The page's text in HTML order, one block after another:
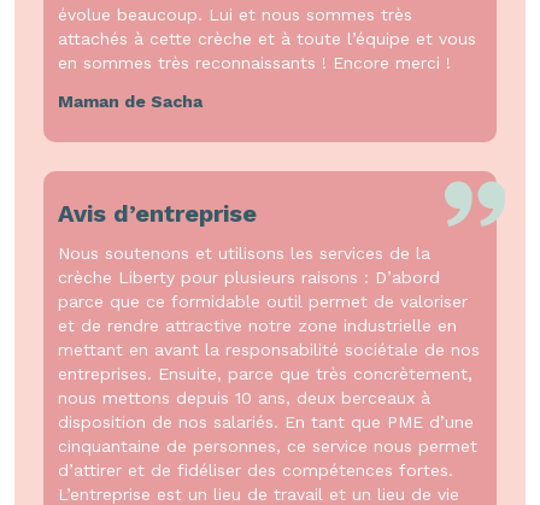
évolue beaucoup. Lui et nous sommes très
attachés à cette crèche et à toute l’équipe et vous
en sommes très reconnaissants ! Encore merci !
Maman de Sacha
Avis d’entreprise
Nous soutenons et utilisons les services de la
crèche Liberty pour plusieurs raisons : D’abord
parce que ce formidable outil permet de valoriser
et de rendre attractive notre zone industrielle en
mettant en avant la responsabilité sociétale de nos
entreprises. Ensuite, parce que très concrètement,
nous mettons depuis 10 ans, deux berceaux à
disposition de nos salariés. En tant que PME d’une
cinquantaine de personnes, ce service nous permet
d’attirer et de fidéliser des compétences fortes.
L’entreprise est un lieu de travail et un lieu de vie